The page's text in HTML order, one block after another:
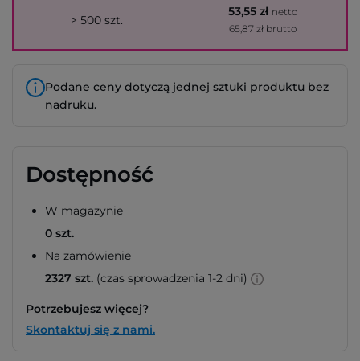
> 500 szt.
53,55 zł netto
65,87 zł brutto
Podane ceny dotyczą jednej sztuki produktu bez
nadruku.
Dostępność
W magazynie
0 szt.
Na zamówienie
2327 szt. (czas sprowadzenia 1-2 dni)
Potrzebujesz więcej?
Skontaktuj się z nami.